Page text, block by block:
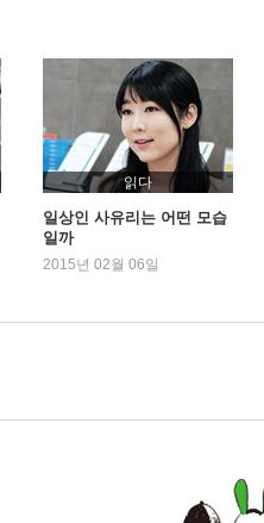
읽다
일상인 사유리는 어떤 모습
일까
2015년 02월 06일